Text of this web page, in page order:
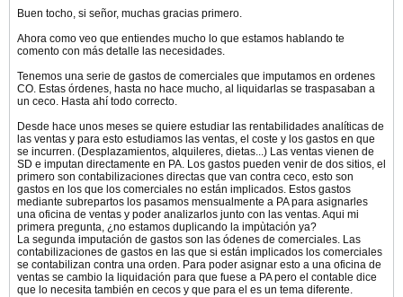
Buen tocho, si señor, muchas gracias primero.
Ahora como veo que entiendes mucho lo que estamos hablando te
comento con más detalle las necesidades.
Tenemos una serie de gastos de comerciales que imputamos en ordenes
CO. Estas órdenes, hasta no hace mucho, al liquidarlas se traspasaban a
un ceco. Hasta ahí todo correcto.
Desde hace unos meses se quiere estudiar las rentabilidades analíticas de
las ventas y para esto estudiamos las ventas, el coste y los gastos en que
se incurren. (Desplazamientos, alquileres, dietas...) Las ventas vienen de
SD e imputan directamente en PA. Los gastos pueden venir de dos sitios, el
primero son contabilizaciones directas que van contra ceco, esto son
gastos en los que los comerciales no están implicados. Estos gastos
mediante subrepartos los pasamos mensualmente a PA para asignarles
una oficina de ventas y poder analizarlos junto con las ventas. Aqui mi
primera pregunta, ¿no estamos duplicando la impùtación ya?
La segunda imputación de gastos son las ódenes de comerciales. Las
contabilizaciones de gastos en las que si están implicados los comerciales
se contabilizan contra una orden. Para poder asignar esto a una oficina de
ventas se cambio la liquidación para que fuese a PA pero el contable dice
que lo necesita también en cecos y que para el es un tema diferente.